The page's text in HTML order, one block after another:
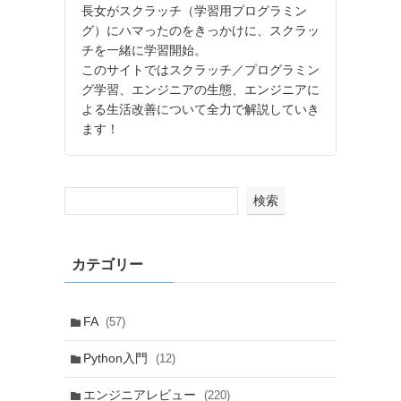
長女がスクラッチ（学習用プログラミン
グ）にハマったのをきっかけに、スクラッ
チを一緒に学習開始。
このサイトではスクラッチ／プログラミン
グ学習、エンジニアの生態、エンジニアに
よる生活改善について全力で解説していき
ます！
検索
カテゴリー
FA (57)
Python入門 (12)
エンジニアレビュー (220)